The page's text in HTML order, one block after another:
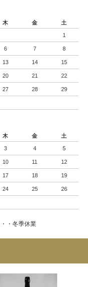
木 金 土
1
6 7 8
13 14 15
20 21 22
27 28 29
木 金 土
3 4 5
10 11 12
17 18 19
24 25 26
・冬季休業